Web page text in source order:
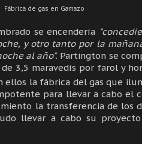
Fábrica de gas en Gamazo
se encendería
y otro tanto por la
al año". Partington se
3,5 maravedís por farol y
ellos la fábrica del gas que
para llevar a cabo el
la transferencia de los
llevar a cabo su